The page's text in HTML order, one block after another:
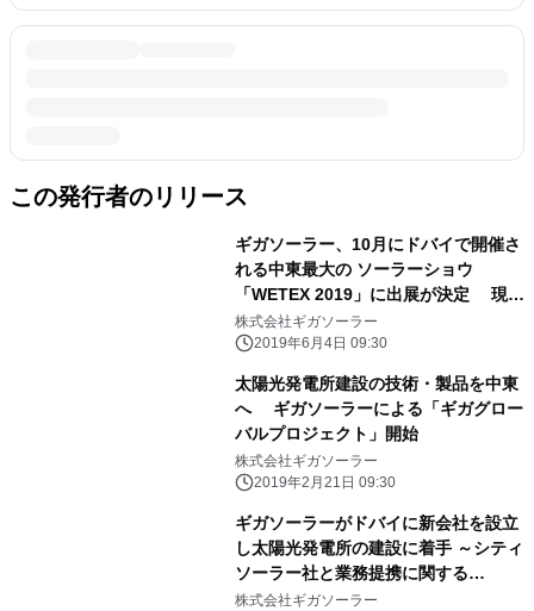
この発行者のリリース
ギガソーラー、10月にドバイで開催さ
れる中東最大の ソーラーショウ
「WETEX 2019」に出展が決定 現地
で再生可能エネルギー普及に参画する
共同出展者も募集開始
株式会社ギガソーラー
2019年6月4日 09:30
太陽光発電所建設の技術・製品を中東
へ ギガソーラーによる「ギガグロー
バルプロジェクト」開始
株式会社ギガソーラー
2019年2月21日 09:30
ギガソーラーがドバイに新会社を設立
し太陽光発電所の建設に着手 ～シティ
ソーラー社と業務提携に関する
MOU(覚書)を締結～
株式会社ギガソーラー